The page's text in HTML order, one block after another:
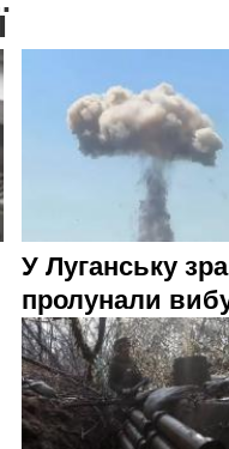
У Луганську
пролунали